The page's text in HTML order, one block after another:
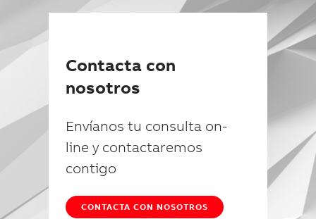
Contacta con
nosotros
Envíanos tu consulta on-
line y contactaremos
contigo
CONTACTA CON NOSOTROS